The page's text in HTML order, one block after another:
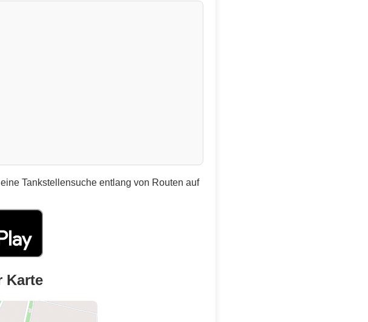
Tankstellensuche entlang von Routen auf
Karte